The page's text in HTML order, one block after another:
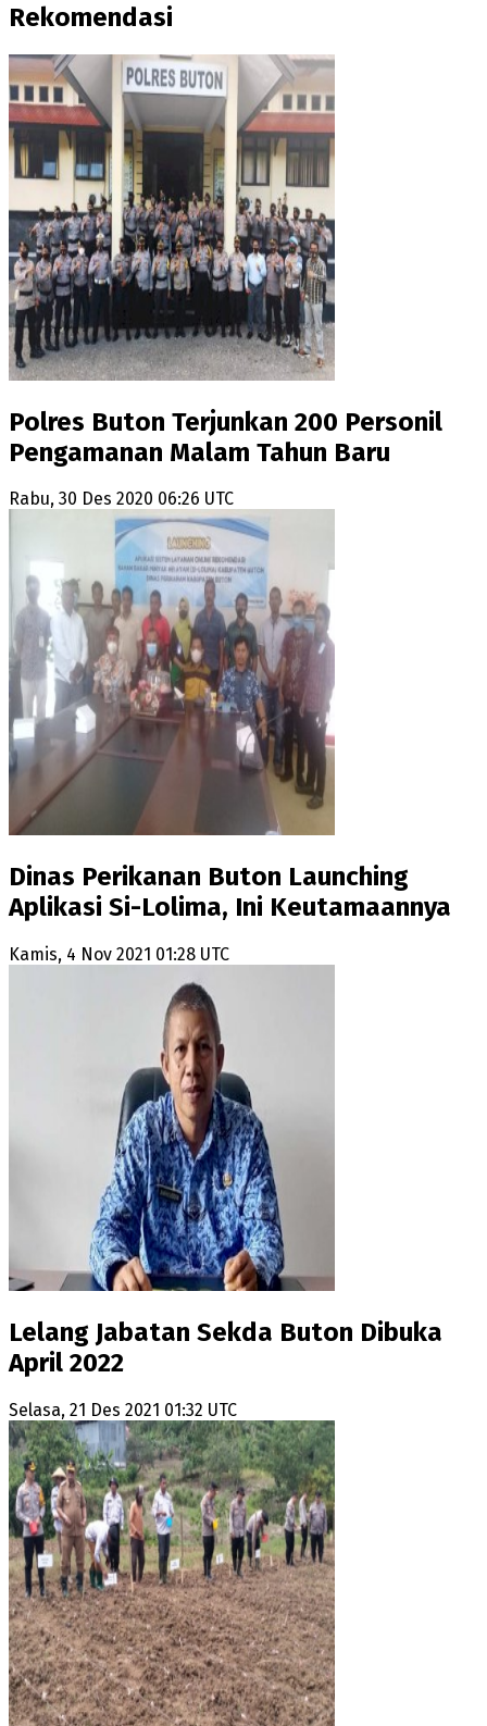
Rekomendasi
Polres Buton Terjunkan 200 Personil
Pengamanan Malam Tahun Baru
Rabu, 30 Des 2020 06:26 UTC
Dinas Perikanan Buton Launching
Aplikasi Si-Lolima, Ini Keutamaannya
Kamis, 4 Nov 2021 01:28 UTC
Lelang Jabatan Sekda Buton Dibuka
April 2022
Selasa, 21 Des 2021 01:32 UTC